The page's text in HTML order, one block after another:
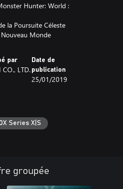
Hunter: World :
la Poursuite Céleste
Monde
par
LTD.
Date de
publication
25/01/2019
Series X|S
groupée